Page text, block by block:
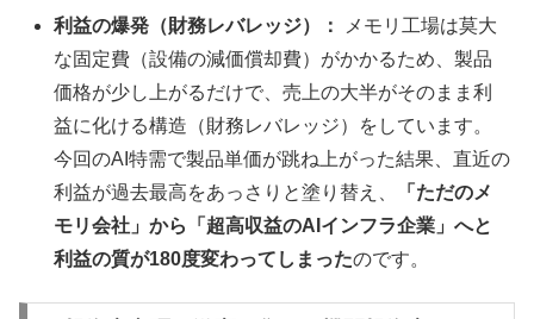
利益の爆発（財務レバレッジ）：
メモリ工場は莫大
な固定費（設備の減価償却費）がかかるため、製品
価格が少し上がるだけで、売上の大半がそのまま利
益に化ける構造（財務レバレッジ）をしています。
今回のAI特需で製品単価が跳ね上がった結果、直近の
利益が過去最高をあっさりと塗り替え、
「ただのメ
モリ会社」から「超高収益のAIインフラ企業」へと
利益の質が180度変わってしまったのです。